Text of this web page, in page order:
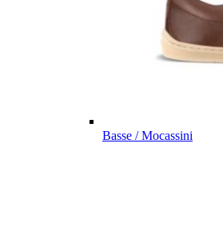
Basse / Mocassini